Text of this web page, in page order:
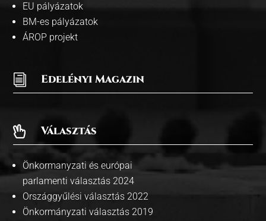
EU pályázatok
BM-es pályázatok
ÁROP projekt
i Edelényi Magazin
 Választás
Önkormanyzati és európai
parlamenti választás 2024
Országgyűlési választás 2022
Önkormányzati választás 2019